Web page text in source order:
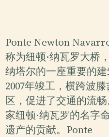
Ponte Newton
称为纽顿·纳瓦罗大桥
纳塔尔的一座重要的
2007年竣工，横跨波
区，促进了交通的流
家纽顿·纳瓦罗的名字
遗产的贡献。Ponte